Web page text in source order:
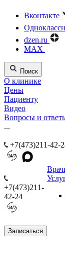
Вконтакте
dzen.ru
MAX
Поиск
О клинике
Цены
Пациенту
Видео
Вопросы и
...
+7(473)211-42-
+7(473)211-
42-24
Записаться